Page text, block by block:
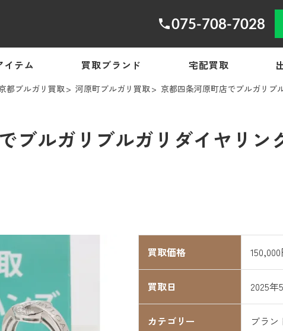
075-708-7028
イテム 買取ブランド 宅配買取
都ブルガリ買取 河原町ブルガリ買取
京都四条河原町店でブルガリブ
ブルガリブルガリダイヤリン
買取価格 150,000
買取日 2025年
カテゴリー ブラン